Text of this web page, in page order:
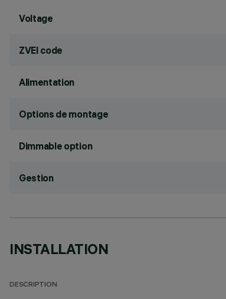
Voltage
ZVEI code
Alimentation
Options de montage
Dimmable option
Gestion
INSTALLATION
DESCRIPTION